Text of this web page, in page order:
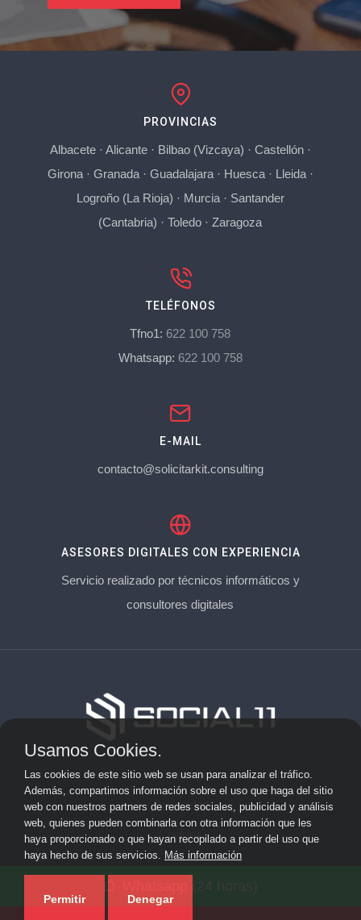
PROVINCIAS
Albacete· Alicante· Bilbao (Vizcaya) · Castellón·
Girona· Granada· Guadalajara· Huesca· Lleida·
Logroño (La Rioja) · Murcia· Santander
(Cantabria) ·Toledo ·Zaragoza
TELÉFONOS
Tfno1: 622 100 758
Whatsapp: 622 100 758
E-MAIL
contacto@solicitarkit.consulting
ASESORES DIGITALES CON EXPERIENCIA
Servicio realizado por técnicos informáticos y
consultores digitales
Aviso Legal
Privacidad
Cookies
Consulting en su provincia ·
Usamos Cookies.
Las cookies de este sitio web se usan para analizar el tráfico.
Además, compartimos información sobre el uso que haga del sitio
web con nuestros partners de redes sociales, publicidad y análisis
web, quienes pueden combinarla con otra información que les
haya proporcionado o que hayan recopilado a partir del uso que
haya hecho de sus servicios. Más información
Permitir Denegar